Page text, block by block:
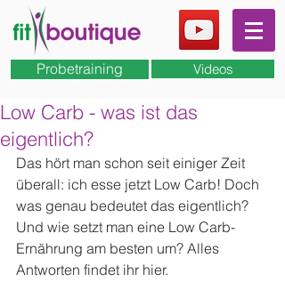
Probetraining Videos
Low Carb - was ist das
eigentlich?
Das hört man schon seit einiger Zeit
überall: ich esse jetzt Low Carb! Doch
was genau bedeutet das eigentlich?
Und wie setzt man eine Low Carb-
Ernährung am besten um? Alles
Antworten findet ihr hier.